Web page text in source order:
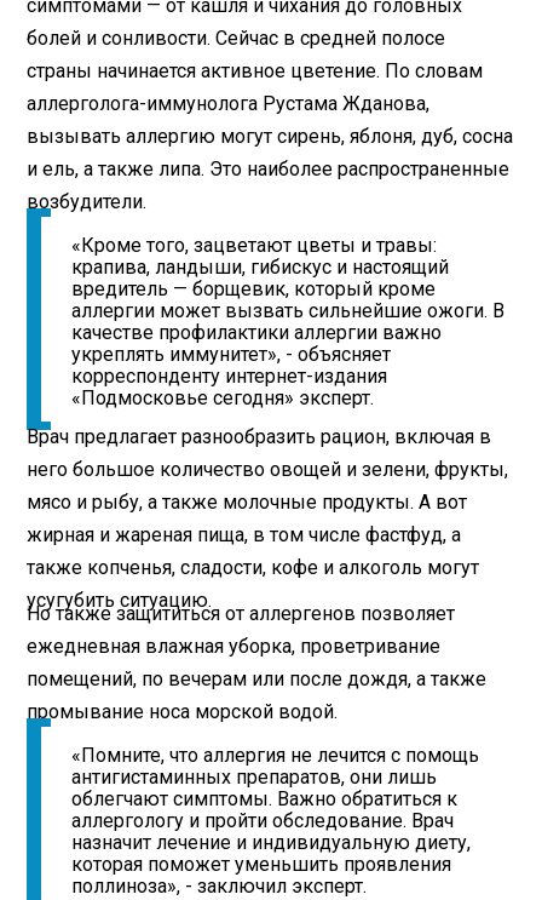
симптомами — от кашля и чихания до головных
болей и сонливости. Сейчас в средней полосе
страны начинается активное цветение. По словам
аллерголога-иммунолога Рустама Жданова,
вызывать аллергию могут сирень, яблоня, дуб, сосна
и ель, а также липа. Это наиболее распространенные
возбудители.
«Кроме того, зацветают цветы и травы:
крапива, ландыши, гибискус и настоящий
вредитель — борщевик, который кроме
аллергии может вызвать сильнейшие ожоги. В
качестве профилактики аллергии важно
укреплять иммунитет», - объясняет
корреспонденту интернет-издания
«Подмосковье сегодня» эксперт.
Врач предлагает разнообразить рацион, включая в
него большое количество овощей и зелени, фрукты,
мясо и рыбу, а также молочные продукты. А вот
жирная и жареная пища, в том числе фастфуд, а
также копченья, сладости, кофе и алкоголь могут
усугубить ситуацию.
Но также защититься от аллергенов позволяет
ежедневная влажная уборка, проветривание
помещений, по вечерам или после дождя, а также
промывание носа морской водой.
«Помните, что аллергия не лечится с помощь
антигистаминных препаратов, они лишь
облегчают симптомы. Важно обратиться к
аллергологу и пройти обследование. Врач
назначит лечение и индивидуальную диету,
которая поможет уменьшить проявления
поллиноза», - заключил эксперт.